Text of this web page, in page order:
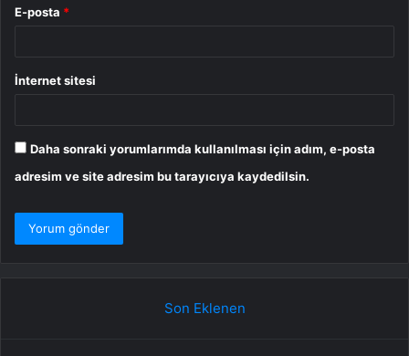
E-posta *
İnternet sitesi
Daha sonraki yorumlarımda kullanılması için adım, e-posta
adresim ve site adresim bu tarayıcıya kaydedilsin.
Son Eklenen